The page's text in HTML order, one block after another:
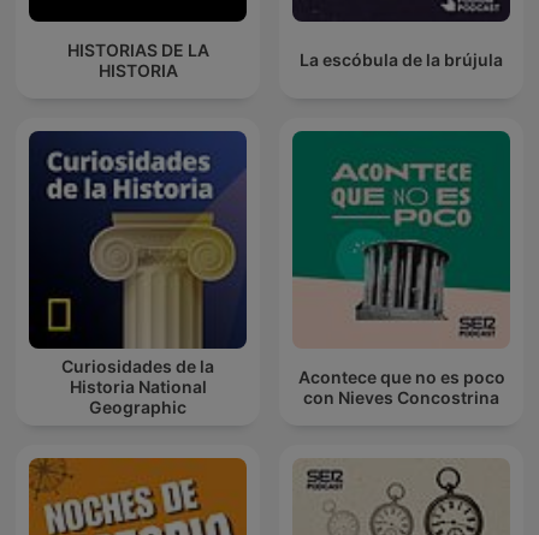
HISTORIAS DE LA
HISTORIA
La escóbula de la brújula
Curiosidades de la
Historia National
Geographic
Acontece que no es poco
con Nieves Concostrina